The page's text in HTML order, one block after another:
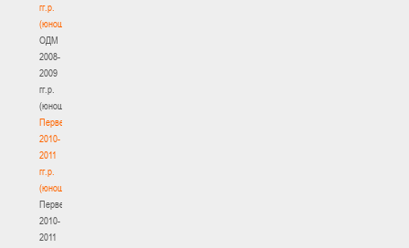
гг.р.
(юноши)
ОДМ
2008-
2009
гг.р.
(юноши)
Первенство
2010-
2011
гг.р.
(юноши)
Первенство
2010-
2011